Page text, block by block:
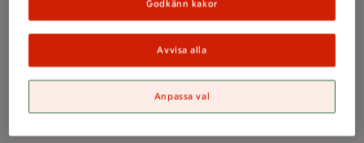
Godkänn kakor
Avvisa alla
Anpassa val